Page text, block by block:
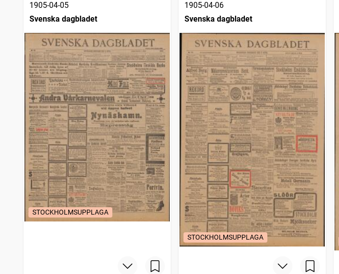
1905-04-05
Svenska dagbladet
STOCKHOLMSUPPLAGA
1905-04-06
Svenska dagbladet
STOCKHOLMSUPPLAGA